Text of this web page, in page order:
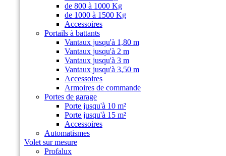
de 800 à 1000 Kg
de 1000 à 1500 Kg
Accessoires
Portails à battants
Vantaux jusqu'à 1,80 m
Vantaux jusqu'à 2 m
Vantaux jusqu'à 3 m
Vantaux jusqu'à 3,50 m
Accessoires
Armoires de commande
Portes de garage
Porte jusqu'à 10 m²
Porte jusqu'à 15 m²
Accessoires
Automatismes
Volet sur mesure
Profalux